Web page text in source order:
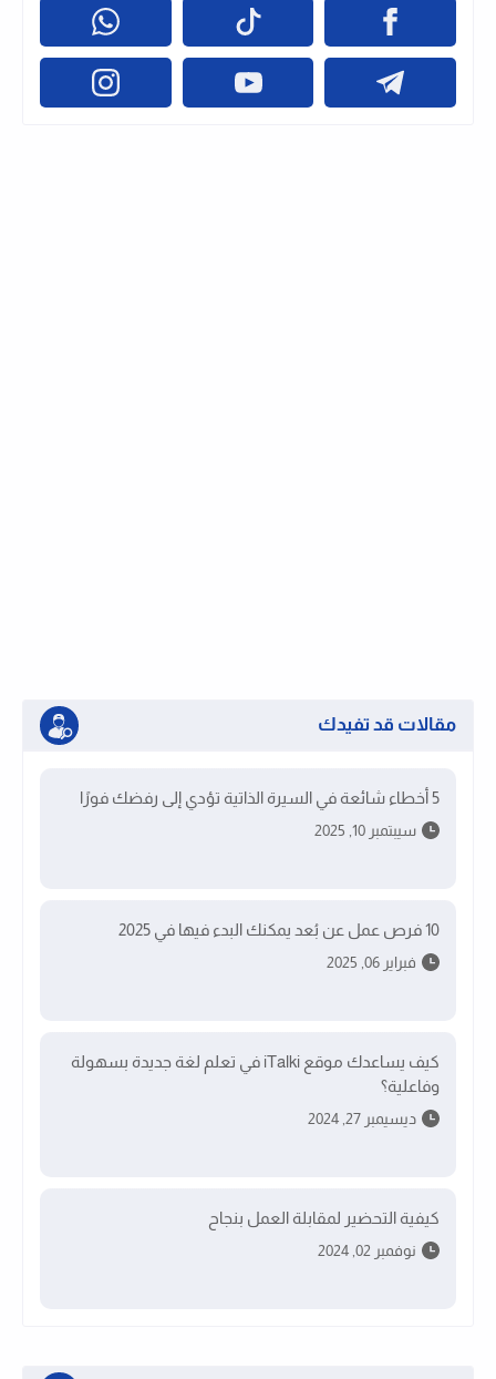
مقالات قد تفيدك
5 أخطاء شائعة في السيرة الذاتية تؤدي إلى رفضك فورًا
سيبتمبر 10, 2025
10 فرص عمل عن بُعد يمكنك البدء فيها في 2025
فبراير 06, 2025
كيف يساعدك موقع iTalki في تعلم لغة جديدة بسهولة
وفاعلية؟
ديسيمبر 27, 2024
كيفية التحضير لمقابلة العمل بنجاح
نوفمبر 02, 2024